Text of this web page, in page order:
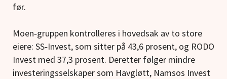
før.
Moen‑gruppen kontrolleres i hovedsak av to store
eiere: SS‑Invest, som sitter på 43,6 prosent, og RODO
Invest med 37,3 prosent. Deretter følger mindre
investeringsselskaper som Havgløtt, Namsos Invest